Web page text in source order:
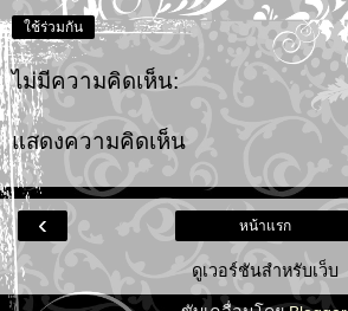
ใช้ร่วมกัน
ไม่มีความคิดเห็น:
แสดงความคิดเห็น
‹ หน้าแรก
ดูเวอร์ชันสำหรับเว็บ